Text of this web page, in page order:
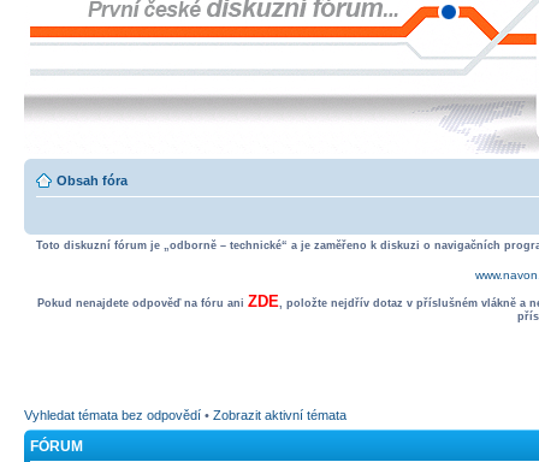
Obsah fóra
Toto diskuzní fórum je „odborně – technické“ a je zaměřeno k diskuzi o navigačních
Pokud nenajdete odpověď na fóru ani ZDE, položte nejdřív dotaz v příslušném vlákně a
Vyhledat témata bez odpovědí • Zobrazit aktivní témata
FÓRUM